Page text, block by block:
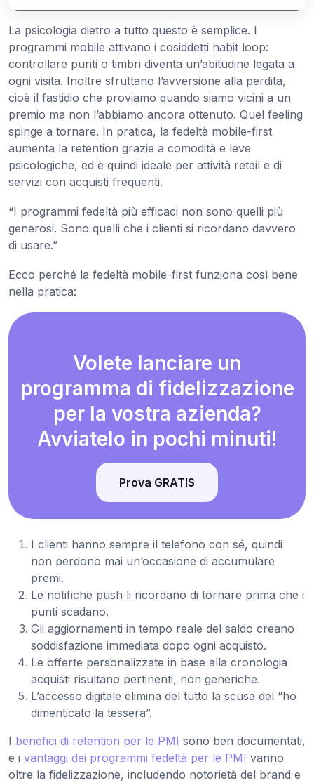
La psicologia dietro a tutto questo è semplice. I
programmi mobile attivano i cosiddetti habit loop:
controllare punti o timbri diventa un’abitudine legata a
ogni visita. Inoltre sfruttano l’avversione alla perdita,
cioè il fastidio che proviamo quando siamo vicini a un
premio ma non l’abbiamo ancora ottenuto. Quel feeling
spinge a tornare. In pratica, la fedeltà mobile-first
aumenta la retention grazie a comodità e leve
psicologiche, ed è quindi ideale per attività retail e di
servizi con acquisti frequenti.
“I programmi fedeltà più efficaci non sono quelli più
generosi. Sono quelli che i clienti si ricordano davvero
di usare.”
Ecco perché la fedeltà mobile-first funziona così bene
nella pratica:
Volete lanciare un
programma di fidelizzazione
per la vostra azienda?
Avviatelo in pochi minuti!
Prova GRATIS
I clienti hanno sempre il telefono con sé, quindi
non perdono mai un’occasione di accumulare
premi.
Le notifiche push li ricordano di tornare prima che i
punti scadano.
Gli aggiornamenti in tempo reale del saldo creano
soddisfazione immediata dopo ogni acquisto.
Le offerte personalizzate in base alla cronologia
acquisti risultano pertinenti, non generiche.
L’accesso digitale elimina del tutto la scusa del “ho
dimenticato la tessera”.
I benefici di retention per le PMI sono ben documentati,
e i vantaggi dei programmi fedeltà per le PMI vanno
oltre la fidelizzazione, includendo notorietà del brand e